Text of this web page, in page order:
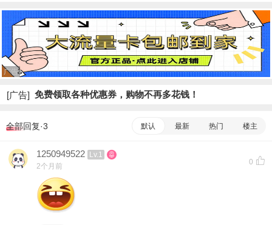
广告
[广告] 免费领取各种优惠券，购物不再多花钱！
全部回复·3 默认 最新 热门 楼主
0
1250949522
Lv.1
2个月前